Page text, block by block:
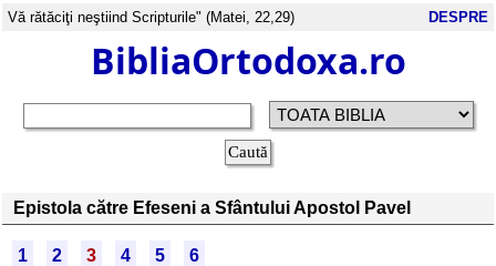
Vă rătăciţi neştiind Scripturile" (Matei, 22,29) DESPRE
BibliaOrtodoxa.ro
Epistola către Efeseni a Sfântului Apostol Pavel
1 2 3 4 5
6